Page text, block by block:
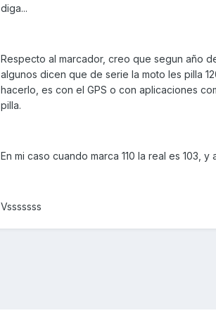
diga...
Respecto al marcador, creo que segun año
algunos dicen que de serie la moto les pilla
hacerlo, es con el GPS o con aplicaciones
pilla.
En mi caso cuando marca 110 la real es 103, y
Vsssssss